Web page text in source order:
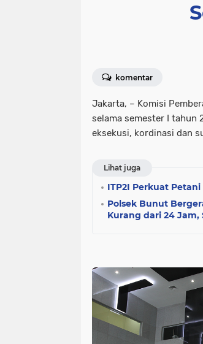
komentar
Jakarta, – Komisi
selama semester I tahun
eksekusi, kordinasi dan
Lihat juga
ITP2I Perkuat
Polsek Bunut
Kurang dari 24 Jam,